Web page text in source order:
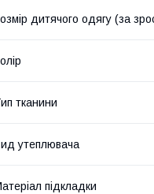
дитячого одягу (за
тканини
утеплювача
підкладки